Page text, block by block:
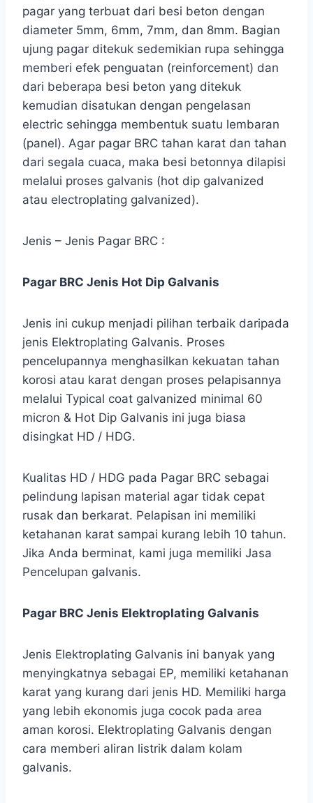
pagar yang terbuat dari besi beton dengan
diameter 5mm, 6mm, 7mm, dan 8mm. Bagian
ujung pagar ditekuk sedemikian rupa sehingga
memberi efek penguatan (reinforcement) dan
dari beberapa besi beton yang ditekuk
kemudian disatukan dengan pengelasan
electric sehingga membentuk suatu lembaran
(panel). Agar pagar BRC tahan karat dan tahan
dari segala cuaca, maka besi betonnya dilapisi
melalui proses galvanis (hot dip galvanized
atau electroplating galvanized).
Jenis – Jenis Pagar BRC :
Pagar BRC Jenis Hot Dip Galvanis
Jenis ini cukup menjadi pilihan terbaik daripada
jenis Elektroplating Galvanis. Proses
pencelupannya menghasilkan kekuatan tahan
korosi atau karat dengan proses pelapisannya
melalui Typical coat galvanized minimal 60
micron & Hot Dip Galvanis ini juga biasa
disingkat HD / HDG.
Kualitas HD / HDG pada Pagar BRC sebagai
pelindung lapisan material agar tidak cepat
rusak dan berkarat. Pelapisan ini memiliki
ketahanan karat sampai kurang lebih 10 tahun.
Jika Anda berminat, kami juga memiliki Jasa
Pencelupan galvanis.
Pagar BRC Jenis Elektroplating Galvanis
Jenis Elektroplating Galvanis ini banyak yang
menyingkatnya sebagai EP, memiliki ketahanan
karat yang kurang dari jenis HD. Memiliki harga
yang lebih ekonomis juga cocok pada area
aman korosi. Elektroplating Galvanis dengan
cara memberi aliran listrik dalam kolam
galvanis.